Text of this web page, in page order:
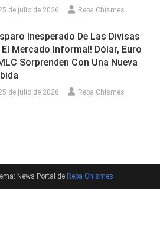
de julio de 2026 Repa Chismes
Inesperado De Las Divisas
El Mercado Informal! Dólar, Euro
Sorprenden Con Una Nueva
de julio de 2026 Repa Chismes
News Portal de Repa Chismes